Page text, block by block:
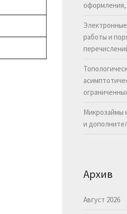
оформления,
работы и
Микрозаймы
и
Архив
Август 2026